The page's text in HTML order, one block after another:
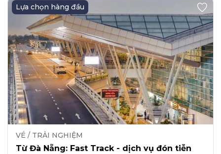
Lựa chọn hàng đầu
VÉ / TRẢI NGHIỆM
Từ Đà Nẵng: Fast Track - dịch vụ đón tiễn